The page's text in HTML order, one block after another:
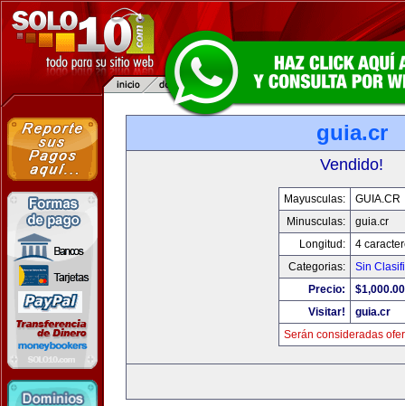
guia.cr
Vendido!
Mayusculas:
GUIA.CR
Minusculas:
guia.cr
Longitud:
4
Categorias:
Sin
Precio:
$1,000.00
Visitar!
guia.cr
Serán consideradas